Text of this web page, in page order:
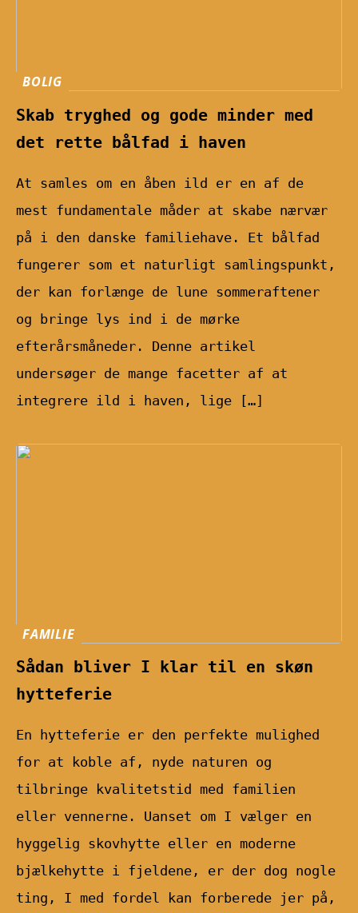
BOLIG
Skab tryghed og gode minder med
det rette bålfad i haven
At samles om en åben ild er en af de
mest fundamentale måder at skabe nærvær
på i den danske familiehave. Et bålfad
fungerer som et naturligt samlingspunkt,
der kan forlænge de lune sommeraftener
og bringe lys ind i de mørke
efterårsmåneder. Denne artikel
undersøger de mange facetter af at
integrere ild i haven, lige […]
FAMILIE
Sådan bliver I klar til en skøn
hytteferie
En hytteferie er den perfekte mulighed
for at koble af, nyde naturen og
tilbringe kvalitetstid med familien
eller vennerne. Uanset om I vælger en
hyggelig skovhytte eller en moderne
bjælkehytte i fjeldene, er der dog nogle
ting, I med fordel kan forberede jer på,